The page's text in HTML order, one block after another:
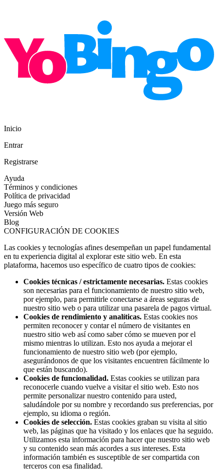
Inicio
Entrar
Registrarse
Ayuda
Términos y condiciones
Política de privacidad
Juego más seguro
Versión Web
Blog
CONFIGURACIÓN DE COOKIES
Las cookies y tecnologías afines desempeñan un papel fundamental
en tu experiencia digital al explorar este sitio web. En esta
plataforma, hacemos uso específico de cuatro tipos de cookies:
Cookies técnicas / estrictamente necesarias. Estas cookies
son necesarias para el funcionamiento de nuestro sitio web,
por ejemplo, para permitirle conectarse a áreas seguras de
nuestro sitio web o para utilizar una pasarela de pagos virtual.
Cookies de rendimiento y analíticas. Estas cookies nos
permiten reconocer y contar el número de visitantes en
nuestro sitio web así como saber cómo se mueven por el
mismo mientras lo utilizan. Esto nos ayuda a mejorar el
funcionamiento de nuestro sitio web (por ejemplo,
asegurándonos de que los visitantes encuentren fácilmente lo
que están buscando).
Cookies de funcionalidad. Estas cookies se utilizan para
reconocerle cuando vuelve a visitar el sitio web. Esto nos
permite personalizar nuestro contenido para usted,
saludándole por su nombre y recordando sus preferencias, por
ejemplo, su idioma o región.
Cookies de selección. Estas cookies graban su visita al sitio
web, las páginas que ha visitado y los enlaces que ha seguido.
Utilizamos esta información para hacer que nuestro sitio web
y su contenido sean más acordes a sus intereses. Esta
información también es susceptible de ser compartida con
terceros con esa finalidad.